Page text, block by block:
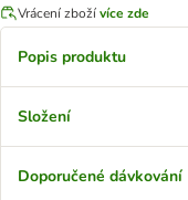
Vrácení zbožívíce zde
Popis produktu
Složení
Doporučené dávkování